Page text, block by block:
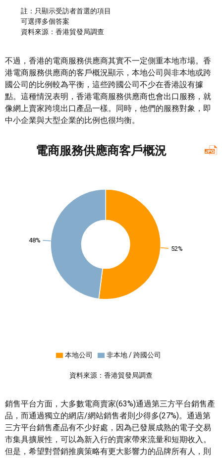
註：只顯示受訪者首選的項目
可選擇多個答案
資料來源：香港貿發局調查
不過，香港的電商服務供應商其實不一定側重本地市場。香
港電商服務供應商的客戶概況顯示，本地公司與非本地或跨
國公司的比例較為平衡，這些跨國公司不少在香港設有據
點。這種情況表明，香港電商服務供應商也會出口服務，就
像網上賣家跨境出口產品一樣。同時，他們的服務對象，即
中小企業與大型企業的比例也很均衡。
電商服務供應商客戶概況
52%
48%
本地公司 非本地 / 跨國公司
資料來源：香港貿發局調查
銷售平台方面，大多數電商賣家(63%)通過第三方平台銷售產
品，而通過獨立的網店/網站銷售者則少得多(27%)。通過第
三方平台銷售產品有不少好處，因為已發展成熟的電子交易
市集具擴展性，可以為新入行的賣家帶來流量和短期收入。
但是，希望對營銷推廣策略有更大影響力的品牌所有人，則